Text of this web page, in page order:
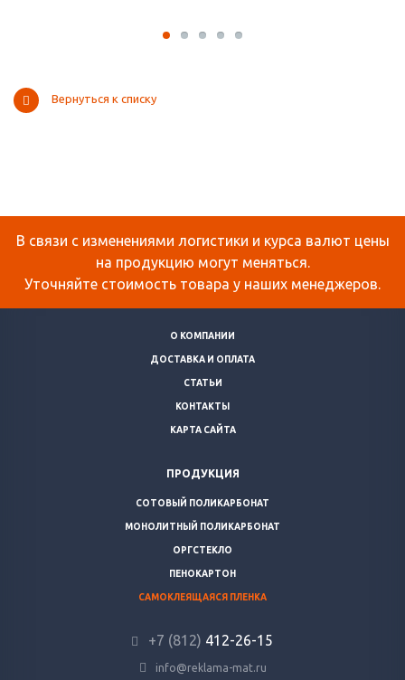
Вернуться к списку
В связи с изменениями логистики и курса валют цены
на продукцию могут меняться.
Уточняйте стоимость товара у наших менеджеров.
О КОМПАНИИ
ДОСТАВКА И ОПЛАТА
СТАТЬИ
КОНТАКТЫ
КАРТА САЙТА
ПРОДУКЦИЯ
СОТОВЫЙ ПОЛИКАРБОНАТ
МОНОЛИТНЫЙ ПОЛИКАРБОНАТ
ОРГСТЕКЛО
ПЕНОКАРТОН
САМОКЛЕЯЩАЯСЯ ПЛЕНКА
+7 (812) 412-26-15
info@reklama-mat.ru